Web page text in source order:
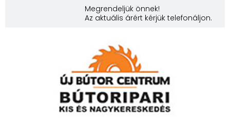
Megrendeljük önnek!
Az aktuális árért kérjük telefonáljon.